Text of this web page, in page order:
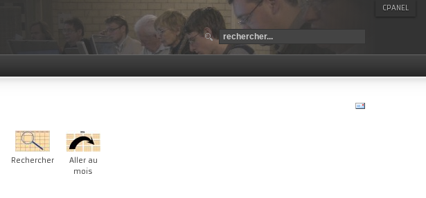
CPANEL
Rechercher
Aller au
mois